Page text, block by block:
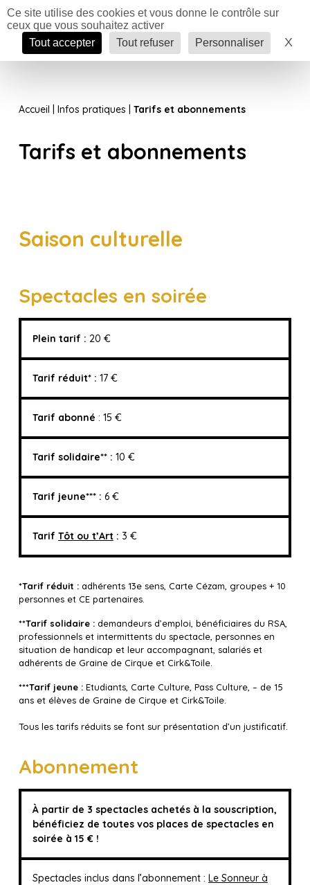
Saison
Cinéma
Accueil Infos pratiques Tarifs et abonnements
Tarifs et abonnements
Saison culturelle
Spectacles en soirée
Plein tarif : 20 €
Tarif réduit* : 17 €
Tarif abonné : 15 €
Tarif solidaire** : 10 €
Tarif jeune*** : 6 €
Tarif Tôt ou t’Art: 3 €
*Tarif réduit : adhérents 13e sens, Carte Cézam, groupes + 10
personnes et CE partenaires.
**Tarif solidaire :demandeurs d’emploi, bénéficiaires du RSA,
professionnels et intermittents du spectacle, personnes en
situation de handicap et leur accompagnant, salariés et
adhérents de Graine de Cirque et Cirk&Toile.
***Tarif jeune :Etudiants, Carte Culture, Pass Culture, – de 15
ans et élèves de Graine de Cirque et Cirk&Toile.
Tous les tarifs réduits se font sur présentation d’un justificatif.
Abonnement
À partir de 3 spectacles achetés à la souscription,
bénéficiez de toutes vos places de spectacles en
soirée à 15 € !
Spectacles inclus dans l’abonnement : Le Sonneur à
Panneau de gestion des cookies
Ce site utilise des cookies et vous donne le contrôle sur
ceux que vous souhaitez activer
Tout accepter
Tout refuser Personnaliser X